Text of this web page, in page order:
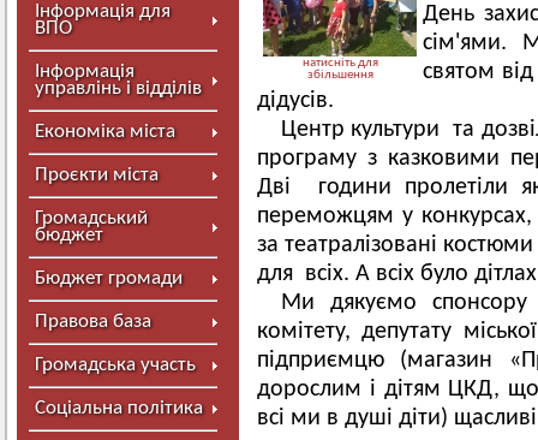
Інформація для
ВПО
Інформація
управлінь і відділів
Економіка міста
Проєкти міста
Громадський
бюджет
Бюджет громади
Правова база
Громадська участь
Соціальна політика
натисніть для
збільшення
День
сім'ями.
святом
дідусів.
Центр культури та
програму з казковими
Дві години пролетіли
переможцям у конкурсах,
за театралізовані
для всіх. А всіх було
Ми дякуємо спонсору
комітету, депутату
підприємцю (магазин
дорослим і дітям ЦКД,
всі ми в душі діти)